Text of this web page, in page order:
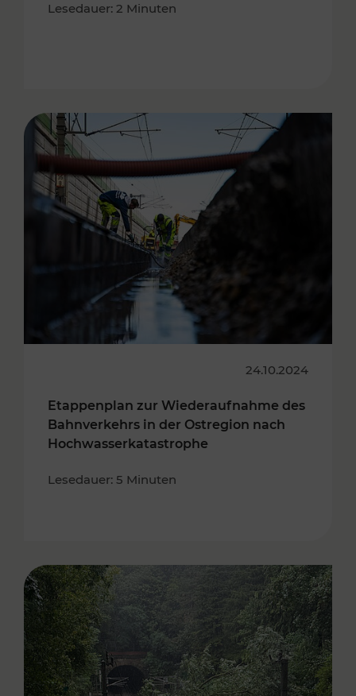
Lesedauer: 2 Minuten
24.10.2024
Etappenplan zur Wiederaufnahme des
Bahnverkehrs in der Ostregion nach
Hochwasserkatastrophe
Lesedauer: 5 Minuten